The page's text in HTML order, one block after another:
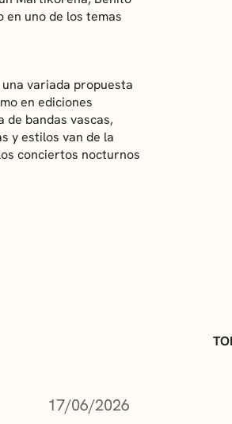
en uno de los temas
variada propuesta
en ediciones
bandas vascas,
y estilos van de la
conciertos nocturnos
17/06/2026